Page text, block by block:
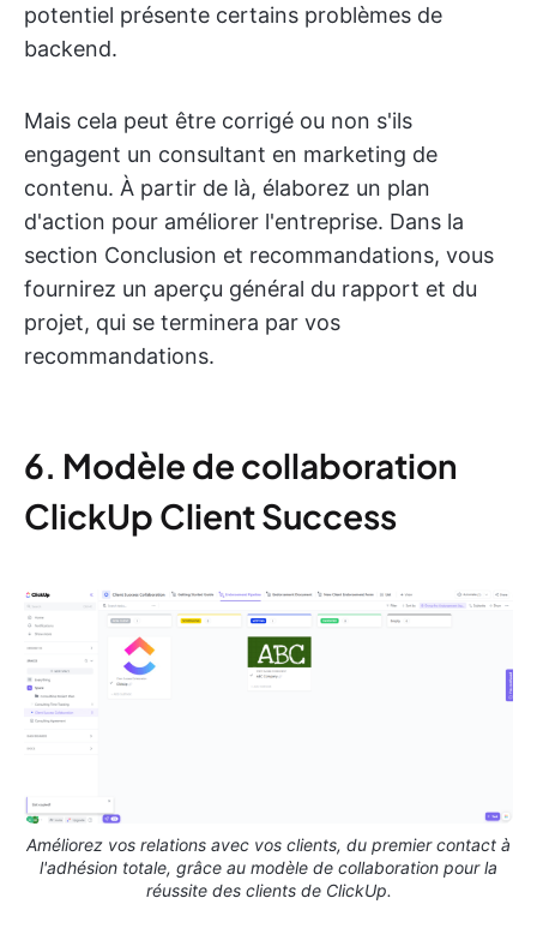
potentiel présente certains problèmes de
backend.
Mais cela peut être corrigé ou non s'ils
engagent un consultant en marketing de
contenu. À partir de là, élaborez un plan
d'action pour améliorer l'entreprise. Dans la
section Conclusion et recommandations, vous
fournirez un aperçu général du rapport et du
projet, qui se terminera par vos
recommandations.
6. Modèle de collaboration
ClickUp Client Success
Améliorez vos relations avec vos clients, du premier contact à
l'adhésion totale, grâce au modèle de collaboration pour la
réussite des clients de ClickUp.